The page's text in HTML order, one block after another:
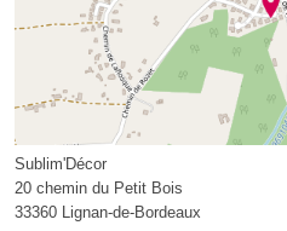
Sublim'Décor
20 chemin du Petit Bois
33360 Lignan-de-Bordeaux